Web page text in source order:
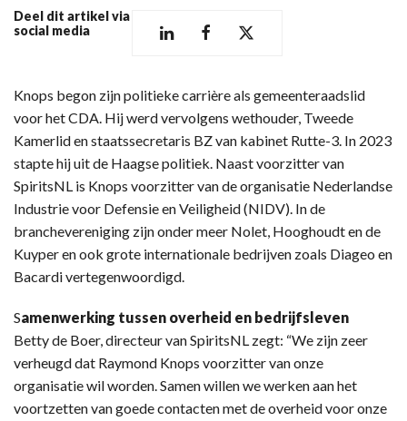
Deel dit artikel via
social media
Knops begon zijn politieke carrière als gemeenteraadslid
voor het CDA. Hij werd vervolgens wethouder, Tweede
Kamerlid en staatssecretaris BZ van kabinet Rutte-3. In 2023
stapte hij uit de Haagse politiek. Naast voorzitter van
SpiritsNL is Knops voorzitter van de organisatie Nederlandse
Industrie voor Defensie en Veiligheid (NIDV). In de
branchevereniging zijn onder meer Nolet, Hooghoudt en de
Kuyper en ook grote internationale bedrijven zoals Diageo en
Bacardi vertegenwoordigd.
Samenwerking tussen overheid en bedrijfsleven
Betty de Boer, directeur van SpiritsNL zegt: “We zijn zeer
verheugd dat Raymond Knops voorzitter van onze
organisatie wil worden. Samen willen we werken aan het
voortzetten van goede contacten met de overheid voor onze